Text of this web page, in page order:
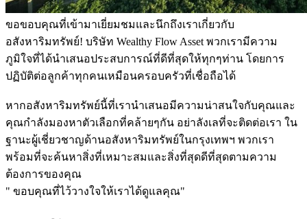
ขอขอบคุณที่เข้ามาเยี่ยมชมและนึกถึงเราเกี่ยวกับ
อสังหาริมทรัพย์! บริษัท Wealthy Flow Asset พวกเรามีความ
ภูมิใจที่ได้นำเสนอประสบการณ์ที่ดีที่สุดให้ทุกๆท่าน โดยการ
ปฏิบัติต่อลูกค้าทุกคนเหมือนครอบครัวที่เชื่อถือได้
หากอสังหาริมทรัพย์นี้ที่เรานำเสนอมีความน่าสนใจกับคุณและ
คุณกำลังมองหาตัวเลือกที่คล้ายๆกัน อย่าลังเลที่จะติดต่อเรา ใน
ฐานะผู้เชี่ยวชาญด้านอสังหาริมทรัพย์ในกรุงเทพฯ พวกเรา
พร้อมที่จะค้นหาสิ่งที่เหมาะสมและสิ่งที่สุดดีที่สุดตามความ
ต้องการของคุณ
" ขอบคุณที่ไว้วางใจให้เราได้ดูแลคุณ"